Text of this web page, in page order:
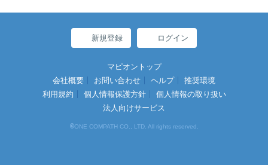
新規登録 ログイン
マピオントップ
会社概要
お問い合わせ ヘルプ
推奨環境
利用規約
個人情報保護方針
個人情報の取り扱い
法人向けサービス
©ONE COMPATH CO., LTD. All rights reserved.